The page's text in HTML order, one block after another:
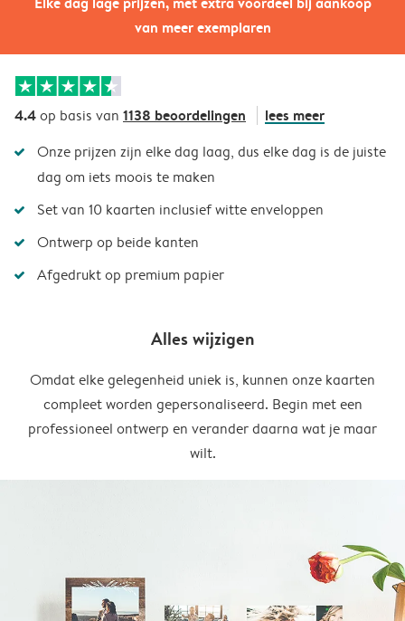
van meer exemplaren
4.4op basis van 1138 beoordelingen lees meer
Onze prijzen zijn elke dag laag, dus elke dag is de juiste
dag om iets moois te maken
Set van 10 kaarten inclusief witte enveloppen
Ontwerp op beide kanten
Afgedrukt op premium papier
Alles wijzigen
Omdat elke gelegenheid uniek is, kunnen onze kaarten
compleet worden gepersonaliseerd. Begin met een
professioneel ontwerp en verander daarna wat je maar
wilt.